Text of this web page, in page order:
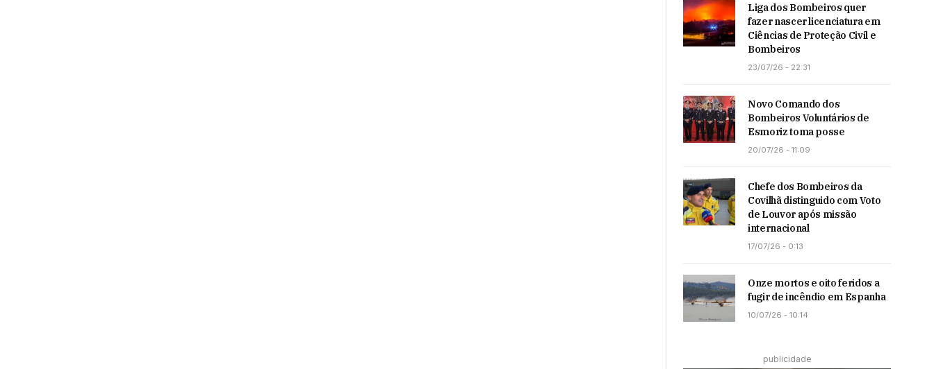
Liga dos Bombeiros quer
fazer nascer licenciatura em
Ciências de Proteção Civil e
Bombeiros
23/07/26 - 22:31
Novo Comando dos
Bombeiros Voluntários de
Esmoriz toma posse
20/07/26 - 11:09
Chefe dos Bombeiros da
Covilhã distinguido com Voto
de Louvor após missão
internacional
17/07/26 - 0:13
Onze mortos e oito feridos a
fugir de incêndio em Espanha
10/07/26 - 10:14
publicidade